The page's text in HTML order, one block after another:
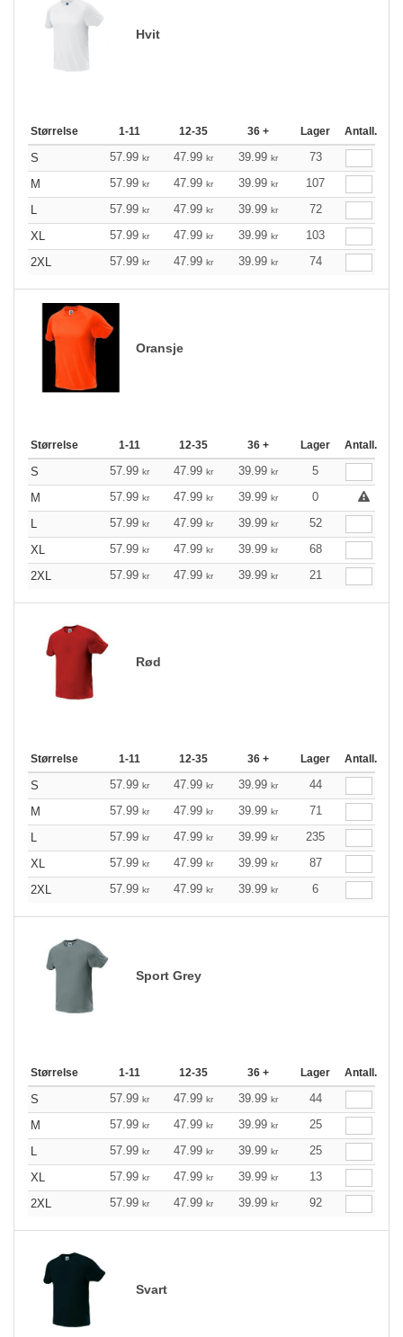
Hvit
Størrelse 1-11 12-35 36 + Lager Antall.
S 57.99 kr 47.99 kr 39.99 kr
73
M
57.99 kr 47.99 kr 39.99 kr
107
L
57.99 kr 47.99 kr 39.99 kr
72
XL
57.99 kr 47.99 kr 39.99 kr
103
2XL
57.99 kr 47.99 kr 39.99 kr 74
Oransje
Størrelse 1-11 12-35 36 + Lager Antall.
S 57.99 kr 47.99 kr 39.99 kr
5
M
57.99 kr 47.99 kr 39.99 kr
0
L
57.99 kr 47.99 kr 39.99 kr
52
XL
57.99 kr 47.99 kr 39.99 kr
68
2XL
57.99 kr 47.99 kr 39.99 kr 21
Rød
Størrelse 1-11 12-35 36 + Lager Antall.
S 57.99 kr 47.99 kr 39.99 kr
44
M
57.99 kr 47.99 kr 39.99 kr
71
L
57.99 kr 47.99 kr 39.99 kr
235
XL
57.99 kr 47.99 kr 39.99 kr
87
2XL
57.99 kr 47.99 kr 39.99 kr 6
Sport Grey
Størrelse 1-11 12-35 36 + Lager Antall.
S 57.99 kr 47.99 kr 39.99 kr
44
M
57.99 kr 47.99 kr 39.99 kr
25
L
57.99 kr 47.99 kr 39.99 kr
25
XL
57.99 kr 47.99 kr 39.99 kr
13
2XL
57.99 kr 47.99 kr 39.99 kr 92
Svart